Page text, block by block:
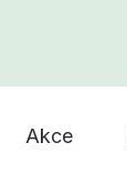
Akce